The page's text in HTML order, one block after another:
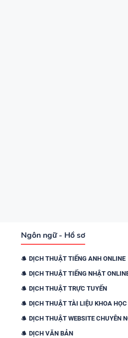
Ngôn ngữ - Hồ sơ
DỊCH THUẬT TIẾNG ANH ONLINE
DỊCH THUẬT TIẾNG NHẬT
DỊCH THUẬT TRỰC TUYẾN
DỊCH THUẬT TÀI LIỆU KHOA HỌC
DỊCH THUẬT WEBSITE CHUYÊN
DỊCH VĂN BẢN